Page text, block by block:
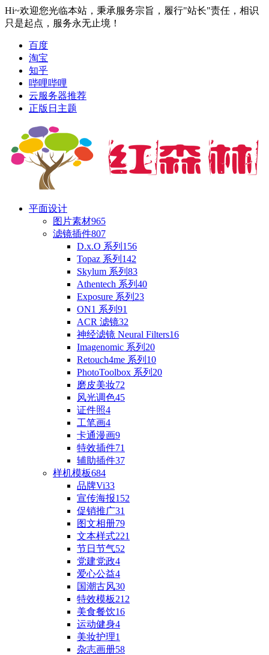
Hi~欢迎您光临本站，秉承服务宗旨，履行"站长"责任，相识
只是起点，服务永无止境！
百度
淘宝
知乎
哔哩哔哩
云服务器推荐
正版日主题
平面设计
图片素材965
滤镜插件807
D.x.O 系列 156
Topaz 系列 142
Skylum 系列 83
Athentech 系列 40
Exposure 系列 23
ON1 系列 91
ACR 滤镜32
神经滤镜 Neural Filters16
Imagenomic 系列 20
Retouch4me 系列 10
PhotoToolbox 系列 20
磨皮美妆72
风光调色45
证件照4
工笔画4
卡通漫画9
特效插件71
辅助插件37
样机模板684
品牌Vi33
宣传海报152
促销推广31
图文相册79
文本样式221
节日节气52
党建党政4
爱心公益4
国潮古风30
特效模板212
美食餐饮16
运动健身4
美妆护理1
杂志画册58